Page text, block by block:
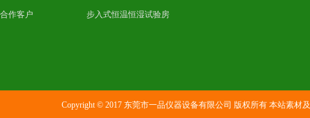
合作客户 步入式恒温恒湿试验房
Copyright © 2017 东莞市一品仪器设备有限公司 版权所有 本站素